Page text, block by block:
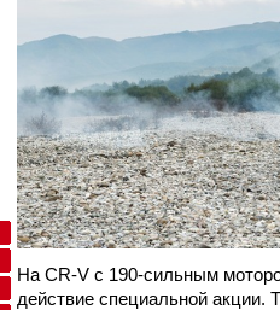
На CR-V с 190-сильным
действие специальной акции.